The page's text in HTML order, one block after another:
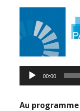
00:00
Au programme